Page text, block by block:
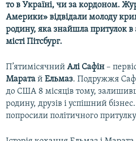
Усі сайти RFE/RL
то в Україні, чи за кордоном.
Америки» відвідали молоду
родину, яка знайшла притулок
місті Пітсбург.
П’ятимісячний Алі Сафін –
Марата й Ельмаз. Подружжя
до США 8 місяців тому,
родину, друзів і успішний
попросили політичного